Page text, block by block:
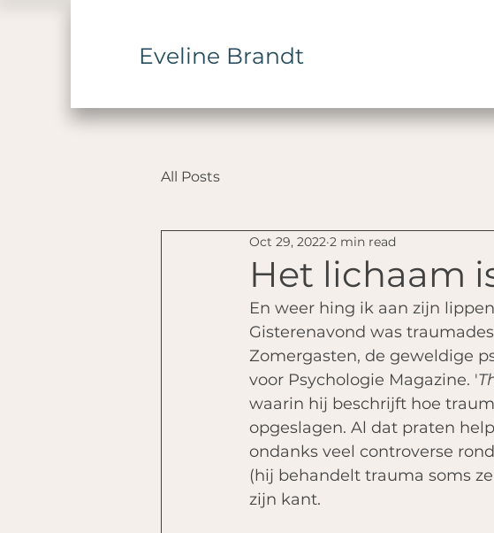
Eveline Brandt
All Posts
Het lichaam
Oct 29, 2022 2 min read
En weer hing ik aan zijn
Gisterenavond was
Zomergasten, de geweldige
voor Psychologie Magazine. '
waarin hij beschrijft hoe
opgeslagen. Al dat praten
ondanks veel controverse
(hij behandelt trauma soms
zijn kant.